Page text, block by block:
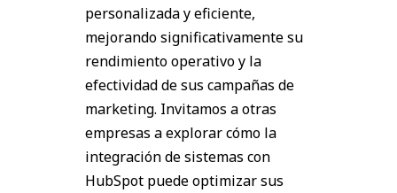
personalizada y eficiente,
mejorando significativamente su
rendimiento operativo y la
efectividad de sus campañas de
marketing. Invitamos a otras
empresas a explorar cómo la
integración de sistemas con
HubSpot puede optimizar sus